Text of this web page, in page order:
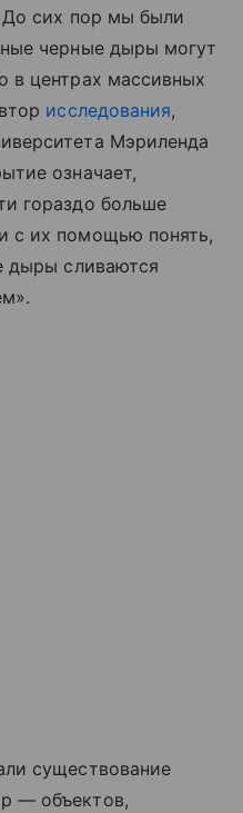
До сих пор мы были
черные дыры могут
в центрах массивных
исследования,
Мэриленда
означает,
гораздо больше
с их помощью понять,
дыры сливаются
существование
— объектов,